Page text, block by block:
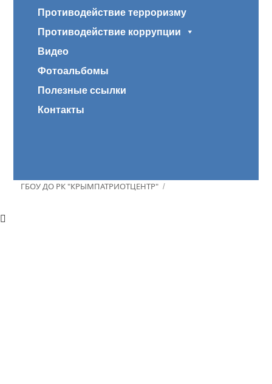
Противодействие терроризму
Противодействие коррупции
Видео
Фотоальбомы
Полезные ссылки
Контакты
ГБОУ ДО РК "КРЫМПАТРИОТЦЕНТР"